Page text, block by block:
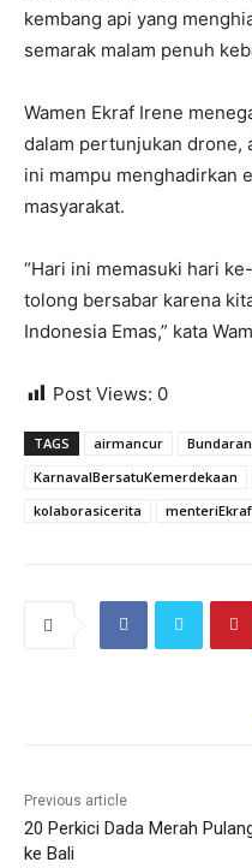
kembang api yang
semarak malam penuh
Wamen Ekraf Irene
dalam pertunjukan drone,
ini mampu menghadirkan
masyarakat.
“Hari ini memasuki hari
tolong bersabar karena
Indonesia Emas,” kata
Post Views: 0
TAGS airmancur
KarnavalBersatuKemerdekaan
kolaborasicerita
menteriEkraf
Previous article
20 Perkici Dada Merah
ke Bali